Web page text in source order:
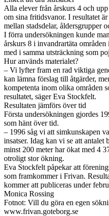
Alla elever från årskurs 4 och
om sina fritidsvanor. I resultatet
mellan stadsdelar, åldersgrupper
I förra undersökningen kunde
årskurs 8 i invandrartäta
med i samma utsträckning som
Hur används materialet?
– Vi lyfter fram en rad viktiga
kan lämna förslag till åtgärder,
kompetenta inom olika områden
resultatet, säger Eva Stockfelt.
Resultaten jämförs över tid
Första undersökningen gjordes
som hänt över tid.
– 1996 såg vi att simkunskapen
insatser. Idag kan vi se att antalet
minst 200 meter har ökat med 4
otroligt stor ökning.
Eva Stockfelt påpekar att
som framkommer i Frivan.
kommer att publiceras under
Monica Rossing
Fotnot: Vill du göra en egen
www.frivan.goteborg.se